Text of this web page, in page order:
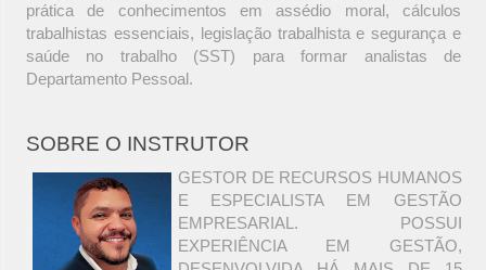
prática de conhecimentos em assédio moral, cálculos
trabalhistas essenciais, legislação trabalhista e segurança e
saúde no trabalho (SST) para formar analistas de
Departamento Pessoal.
SOBRE O INSTRUTOR
GESTOR DE RECURSOS HUMANOS
E ESPECIALISTA EM GESTÃO
EMPRESARIAL. POSSUI
EXPERIÊNCIA EM GESTÃO,